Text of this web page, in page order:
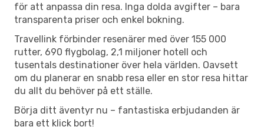
för att anpassa din resa. Inga dolda avgifter – bara
transparenta priser och enkel bokning.
Travellink förbinder resenärer med över 155 000
rutter, 690 flygbolag, 2,1 miljoner hotell och
tusentals destinationer över hela världen. Oavsett
om du planerar en snabb resa eller en stor resa hittar
du allt du behöver på ett ställe.
Börja ditt äventyr nu – fantastiska erbjudanden är
bara ett klick bort!